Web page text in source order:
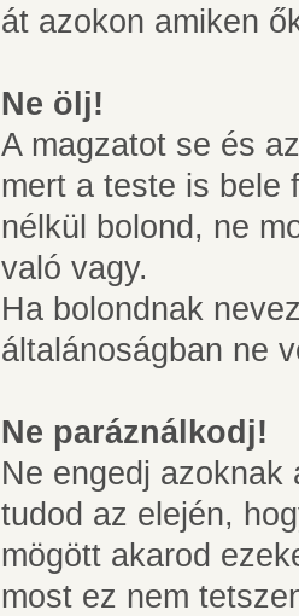
át azokon amiken
Ne ölj!
A magzatot se és
mert a teste is bele
nélkül bolond, ne
való vagy.
Ha bolondnak
általánoságban ne
Ne paráználkodj!
Ne engedj azoknak
tudod az elején,
mögött akarod
most ez nem